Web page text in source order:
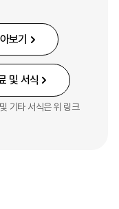
보기
및 서식
기타 서식은 위 링크